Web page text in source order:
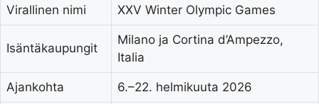
Virallinen nimi XXV Winter Olympic Games
Isäntäkaupungit
Milano ja Cortina d’Ampezzo,
Italia
Ajankohta 6.–22. helmikuuta 2026